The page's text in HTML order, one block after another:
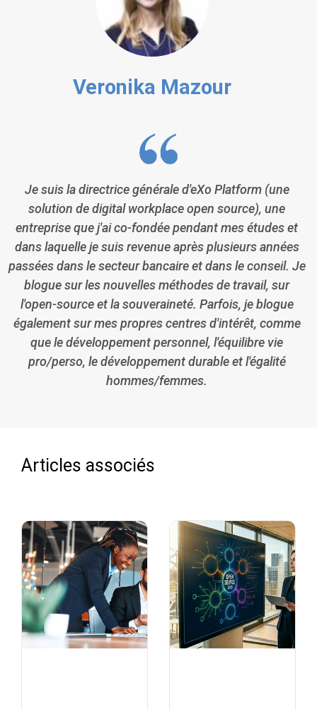
Veronika Mazour
Je suis la directrice générale d'eXo Platform (une
solution de digital workplace open source), une
entreprise que j'ai co-fondée pendant mes études et
dans laquelle je suis revenue après plusieurs années
passées dans le secteur bancaire et dans le conseil. Je
blogue sur les nouvelles méthodes de travail, sur
l'open-source et la souveraineté. Parfois, je blogue
également sur mes propres centres d'intérêt, comme
que le développement personnel, l'équilibre vie
pro/perso, le développement durable et l'égalité
hommes/femmes.
Articles associés